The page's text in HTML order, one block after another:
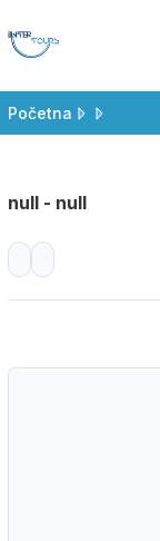
Početna
null - null